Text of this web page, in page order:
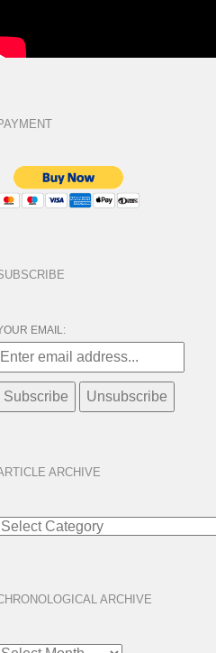
EMAIL:
ARCHIVE
ARCHIVE
ARCHIVE